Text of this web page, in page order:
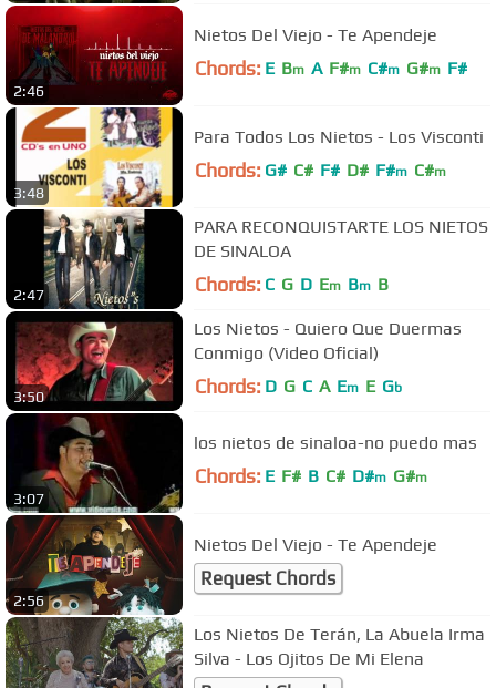
2:46
Nietos Del Viejo - Te Apendeje
Chords: E Bm A F#m C#m G#m F#
3:48
Para Todos Los Nietos - Los Visconti
Chords: G# C# F# D# F#m C#m
2:47
PARA RECONQUISTARTE LOS NIETOS
DE SINALOA
Chords: C G D Em Bm B
3:50
Los Nietos - Quiero Que Duermas
Conmigo (Video Oficial)
Chords: D G C A Em E Gb
3:07
los nietos de sinaloa-no puedo mas
Chords: E F# B C# D#m G#m
2:56
Nietos Del Viejo - Te Apendeje
Request Chords
Los Nietos De Terán, La Abuela Irma
Silva - Los Ojitos De Mi Elena